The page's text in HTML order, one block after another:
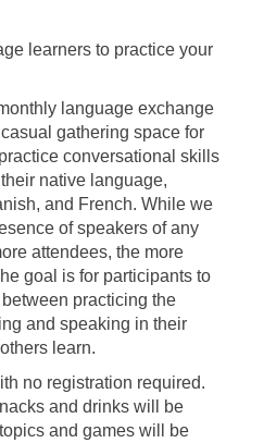
learners to practice your
language exchange
gathering space for
conversational skills
native language,
and French. While we
of speakers of any
attendees, the more
goal is for participants to
practicing the
and speaking in their
learn.
no registration required.
and drinks will be
and games will be